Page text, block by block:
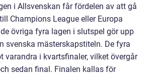
i Allsvenskan får fördelen av att gå
Champions League eller Europa
övriga fyra lagen i slutspel gör upp
svenska mästerskapstiteln. De fyra
varandra i kvartsfinaler, vilket övergår
sedan final. Finalen kallas för